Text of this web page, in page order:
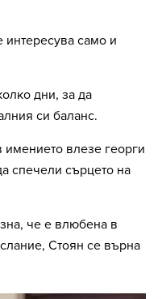
интересува само и
дни, за да
си баланс.
влезе георги
спечели сърцето на
че е влюбена в
Стоян се върна